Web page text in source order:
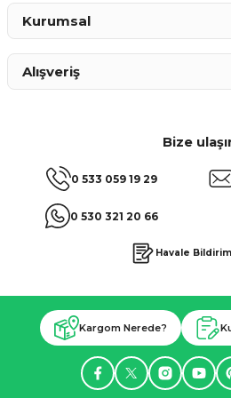
Bize
0 533 059 19 29
0 530 321 20 66
Havale
Kurumsal
Alışveriş
Kargom Nerede?